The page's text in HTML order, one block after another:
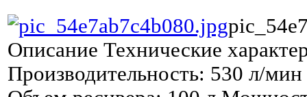
Описание Технические
Производительность: 530 л/